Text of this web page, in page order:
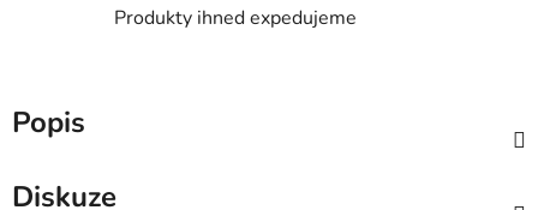
Produkty ihned expedujeme
Popis
Diskuze